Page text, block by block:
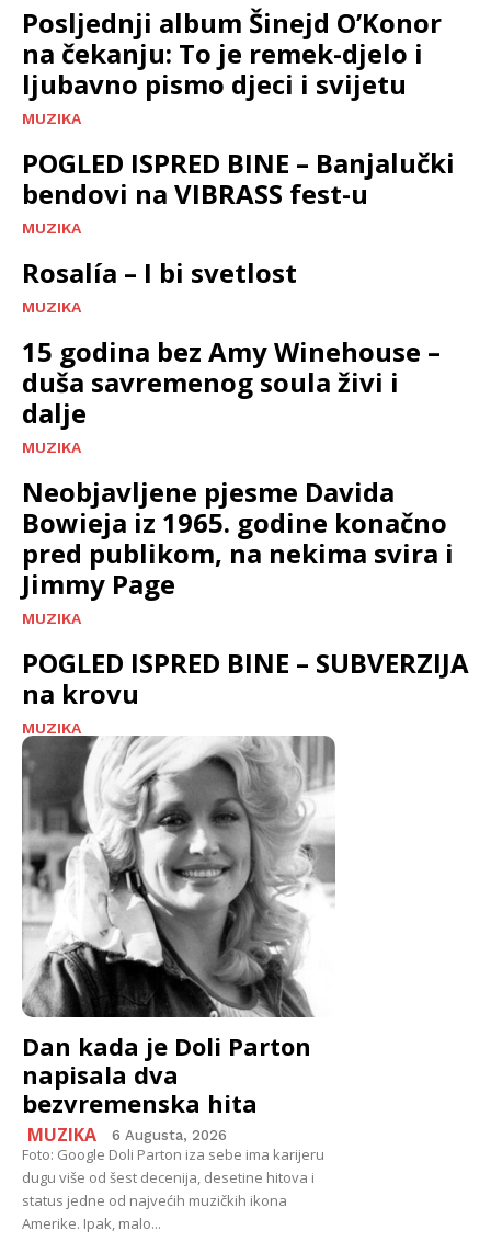
Posljednji album Šinejd O’Konor
na čekanju: To je remek-djelo i
ljubavno pismo djeci i svijetu
MUZIKA
POGLED ISPRED BINE – Banjalučki
bendovi na VIBRASS fest-u
MUZIKA
Rosalía – I bi svetlost
MUZIKA
15 godina bez Amy Winehouse –
duša savremenog soula živi i
dalje
MUZIKA
Neobjavljene pjesme Davida
Bowieja iz 1965. godine konačno
pred publikom, na nekima svira i
Jimmy Page
MUZIKA
POGLED ISPRED BINE – SUBVERZIJA
na krovu
MUZIKA
Dan kada je Doli Parton
napisala dva
bezvremenska hita
MUZIKA 6 Augusta, 2026
Foto: Google Doli Parton iza sebe ima karijeru
dugu više od šest decenija, desetine hitova i
status jedne od najvećih muzičkih ikona
Amerike. Ipak, malo...